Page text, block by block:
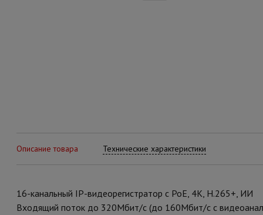
Описание товара Технические характеристики
16-канальный IP-видеорегистратор с PoE, 4K, H.265+, ИИ
Входящий поток до 320Мбит/с (до 160Мбит/с с